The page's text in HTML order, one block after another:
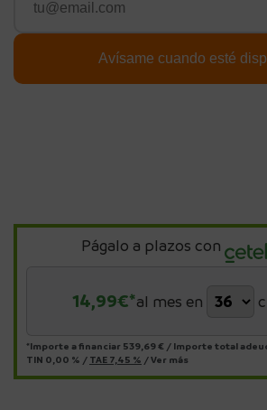
Págalo a plazos con
14,99€*al mes en
*Importe a financiar 539,69 € / Importe total
TIN 0,00 % / TAE 7,45 % /Ver más